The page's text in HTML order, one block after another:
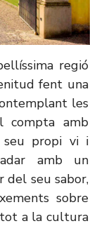
regió
fent una
les
compta amb
propi vi i
amb un
del seu sabor,
sobre
a la cultura